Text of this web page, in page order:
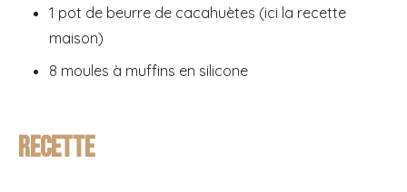
1 pot de beurre de cacahuètes (ici la recette
maison)
8 moules à muffins en silicone
Recette